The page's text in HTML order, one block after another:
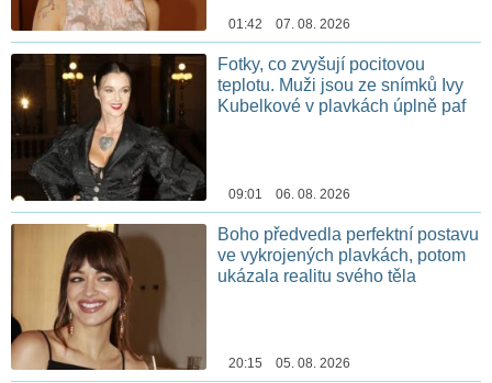
01:42 07. 08. 2026
Fotky, co zvyšují pocitovou
teplotu. Muži jsou ze snímků Ivy
Kubelkové v plavkách úplně paf
09:01 06. 08. 2026
Boho předvedla perfektní postavu
ve vykrojených plavkách, potom
ukázala realitu svého těla
20:15 05. 08. 2026